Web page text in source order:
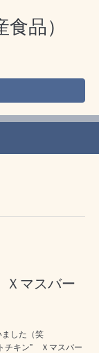
品）
Ｘマスバー
した（笑
チキン” Ｘマスバー